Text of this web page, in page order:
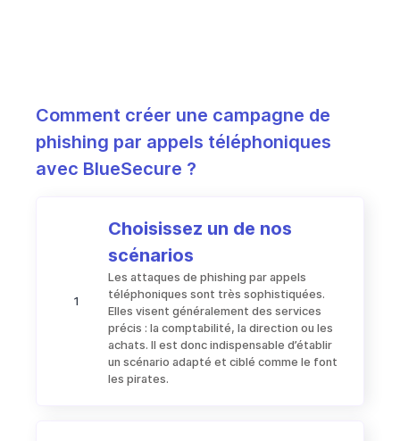
Comment créer une campagne de
phishing par appels téléphoniques
avec BlueSecure ?
1
Choisissez un de nos
scénarios
Les attaques de phishing par appels
téléphoniques sont très sophistiquées.
Elles visent généralement des services
précis : la comptabilité, la direction ou les
achats. Il est donc indispensable d’établir
un scénario adapté et ciblé comme le font
les pirates.